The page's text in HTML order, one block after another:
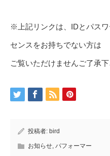
※上記リンクは、IDとパス
センスをお持ちでない方は
ご覧いただけませんご了承下
投稿者: bird
お知らせ, パフォーマー